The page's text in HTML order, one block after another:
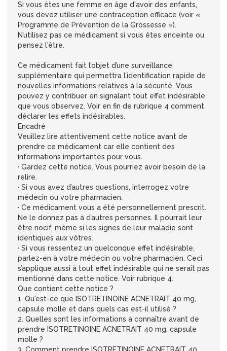
Si vous êtes une femme en âge d'avoir des enfants,
vous devez utiliser une contraception efficace (voir «
Programme de Prévention de la Grossesse »).
N’utilisez pas ce médicament si vous êtes enceinte ou
pensez l'être.
Ce médicament fait l’objet d’une surveillance
supplémentaire qui permettra l’identification rapide de
nouvelles informations relatives à la sécurité. Vous
pouvez y contribuer en signalant tout effet indésirable
que vous observez. Voir en fin de rubrique 4 comment
déclarer les effets indésirables.
Encadré
Veuillez lire attentivement cette notice avant de
prendre ce médicament car elle contient des
informations importantes pour vous.
· Gardez cette notice. Vous pourriez avoir besoin de la
relire.
· Si vous avez d’autres questions, interrogez votre
médecin ou votre pharmacien.
· Ce médicament vous a été personnellement prescrit.
Ne le donnez pas à d’autres personnes. Il pourrait leur
être nocif, même si les signes de leur maladie sont
identiques aux vôtres.
· Si vous ressentez un quelconque effet indésirable,
parlez-en à votre médecin ou votre pharmacien. Ceci
s’applique aussi à tout effet indésirable qui ne serait pas
mentionné dans cette notice. Voir rubrique 4.
Que contient cette notice ?
1. Qu'est-ce que ISOTRETINOINE ACNETRAIT 40 mg,
capsule molle et dans quels cas est-il utilisé ?
2. Quelles sont les informations à connaître avant de
prendre ISOTRETINOINE ACNETRAIT 40 mg, capsule
molle ?